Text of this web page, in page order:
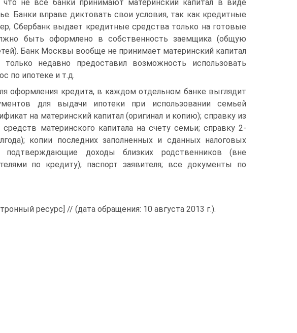
не все банки принимают материнский капитал в виде
Банки вправе диктовать свои условия, так как кредитные
Сбербанк выдает кредитные средства только на готовые
быть оформлено в собственность заемщика (общую
Банк Москвы вообще не принимает материнский капитал
недавно предоставил возможность использовать
по ипотеке и т.д.
оформления кредита, в каждом отдельном банке выглядит
для выдачи ипотеки при использовании семьей
на материнский капитал (оригинал и копию); справку из
материнского капитала на счету семьи; справку 2-
копии последних заполненных и сданных налоговых
доходы близких родственников (вне
по кредиту); паспорт заявителя; все документы по
ресурс] // (дата обращения: 10 августа 2013 г.).